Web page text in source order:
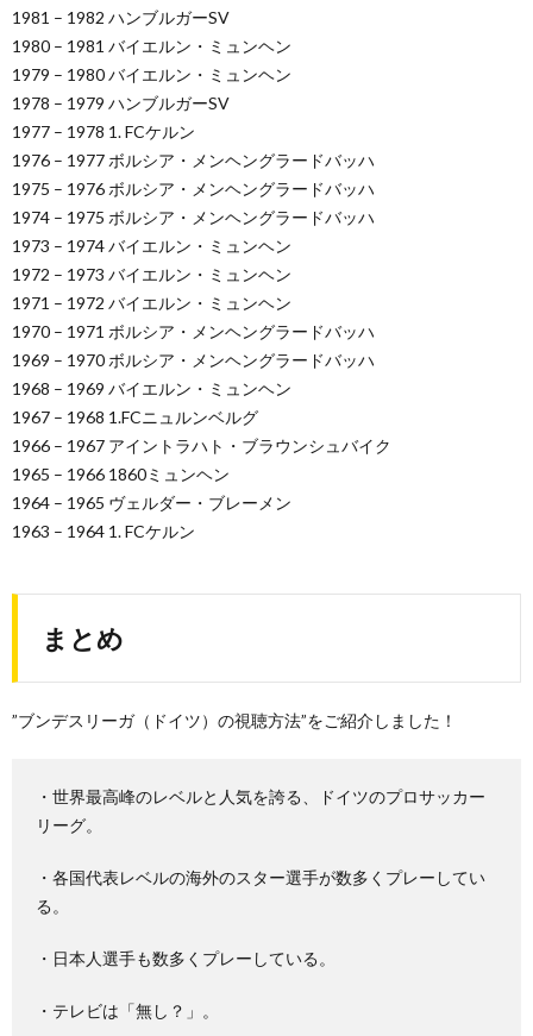
1981 – 1982 ハンブルガーSV
1980 – 1981 バイエルン・ミュンヘン
1979 – 1980 バイエルン・ミュンヘン
1978 – 1979 ハンブルガーSV
1977 – 1978 1. FCケルン
1976 – 1977 ボルシア・メンヘングラードバッハ
1975 – 1976 ボルシア・メンヘングラードバッハ
1974 – 1975 ボルシア・メンヘングラードバッハ
1973 – 1974 バイエルン・ミュンヘン
1972 – 1973 バイエルン・ミュンヘン
1971 – 1972 バイエルン・ミュンヘン
1970 – 1971 ボルシア・メンヘングラードバッハ
1969 – 1970 ボルシア・メンヘングラードバッハ
1968 – 1969 バイエルン・ミュンヘン
1967 – 1968 1.FCニュルンベルグ
1966 – 1967 アイントラハト・ブラウンシュバイク
1965 – 1966 1860ミュンヘン
1964 – 1965 ヴェルダー・ブレーメン
1963 – 1964 1. FCケルン
まとめ
”ブンデスリーガ（ドイツ）の視聴方法”をご紹介しました！
・世界最高峰のレベルと人気を誇る、ドイツのプロサッカー
リーグ。
・各国代表レベルの海外のスター選手が数多くプレーしてい
る。
・日本人選手も数多くプレーしている。
・テレビは「無し？」。